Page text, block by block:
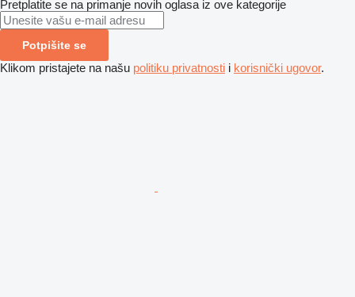
Pretplatite se na primanje novih oglasa iz ove kategorije
Potpišite se
Klikom pristajete na našu politiku privatnosti i korisnički ugovor.